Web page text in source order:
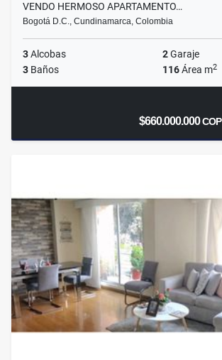
VENDO HERMOSO APARTAMENTO…
Bogotá D.C., Cundinamarca, Colombia
3Alcobas 2Garaje
3 Baños 116Área m2
$660.000.000COP